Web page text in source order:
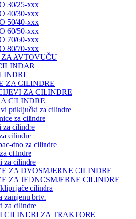
30/25-xxx
40/30-xxx
50/40-xxx
60/50-xxx
70/60-xxx
80/70-xxx
AVTOVUČU
ZA CILINDRE
ZA CILINDRE
CILINDRE
priključki za cilindre
za cilindre
za cilindre
cilindre
dno za cilindre
cilindre
za cilindre
ZA DVOSMJERNE CILINDRE
ZA JEDNOSMJERNE CILINDRE
cilindra
zamjenu brtvi
za cilindre
CILINDRI ZA TRAKTORE